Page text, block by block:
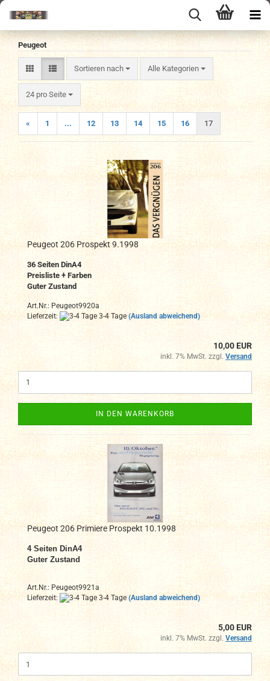
Peugeot
Sortieren nach
Sortieren nach Alle Kategorien
24 pro Seite
pro Seite
« 1 ... 12 13 14 15 16 17
Peugeot 206 Prospekt 9.1998
36 Seiten DinA4
Preisliste + Farben
Guter Zustand
Art.Nr.: Peugeot9920a
Lieferzeit:
3-4 Tage (Ausland abweichend)
10,00 EUR
inkl. 7% MwSt. zzgl. Versand
IN DEN WARENKORB
Peugeot 206 Primiere Prospekt 10.1998
4 Seiten DinA4
Guter Zustand
Art.Nr.: Peugeot9921a
Lieferzeit:
3-4 Tage (Ausland abweichend)
5,00 EUR
inkl. 7% MwSt. zzgl. Versand